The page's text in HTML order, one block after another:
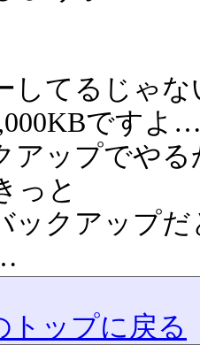
してるじゃ
です
アップでや
っと
ックアップ
ップに戻る